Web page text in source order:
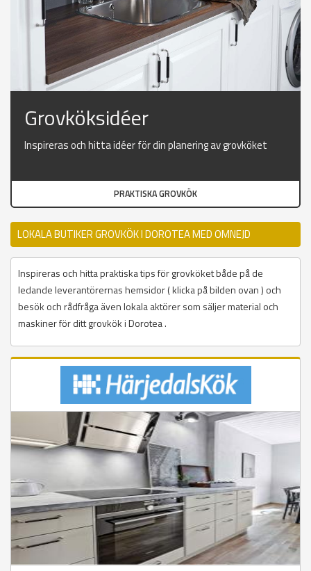
Grovköksidéer
Inspireras och hitta idéer för din planering av grovköket
PRAKTISKA GROVKÖK
LOKALA BUTIKER GROVKÖK I DOROTEA MED OMNEJD
Inspireras och hitta praktiska tips för grovköket både på de
ledande leverantörernas hemsidor ( klicka på bilden ovan ) och
besök och rådfråga även lokala aktörer som säljer material och
maskiner för ditt grovkök i Dorotea .